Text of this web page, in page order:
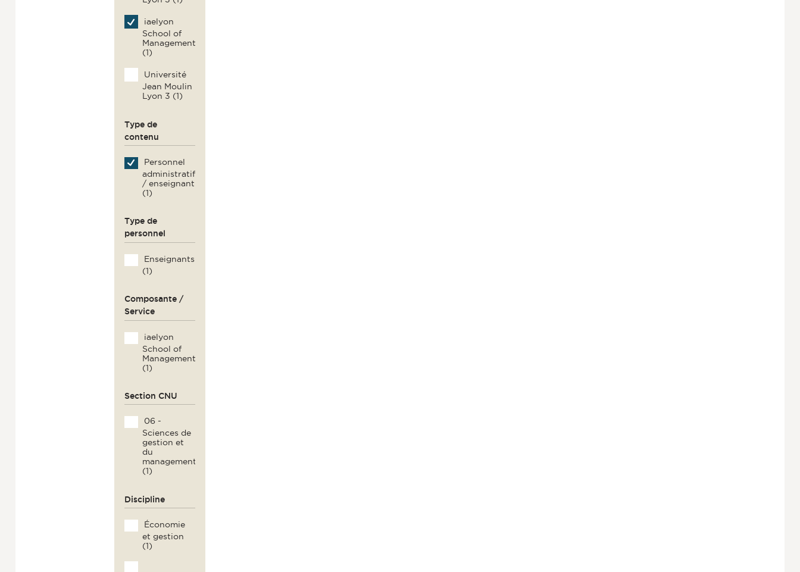
iaelyon
School of
Management
(1)
Université
Jean Moulin
Lyon 3 (1)
Type de
contenu
Personnel
administratif
/ enseignant
(1)
Type de
personnel
Enseignants
(1)
Composante /
Service
iaelyon
School of
Management
(1)
Section CNU
06 -
Sciences de
gestion et
du
management
(1)
Discipline
Économie
et gestion
(1)